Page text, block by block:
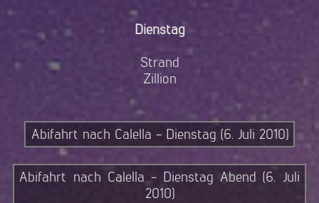
Dienstag
Strand
Zillion
Abifahrt nach Calella - Dienstag (6. Juli 2010)
Abifahrt nach Calella - Dienstag Abend (6. Juli
2010)